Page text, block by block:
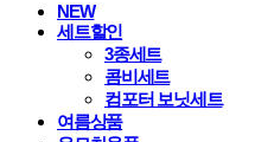
NEW
세트할인
3종세트
콤비세트
컴포터 보닛세트
여름상품